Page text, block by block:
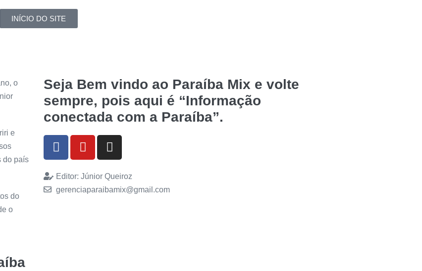
INÍCIO DO SITE
o
e
do país
do
o
Seja Bem vindo ao Paraíba Mix e volte
sempre, pois aqui é “Informação
conectada com a Paraíba”.
Editor: Júnior Queiroz
gerenciaparaibamix@gmail.com